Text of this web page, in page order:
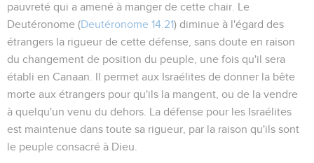
pauvreté qui a amené à manger de cette chair. Le
Deutéronome (Deutéronome 14.21) diminue à l'égard des
étrangers la rigueur de cette défense, sans doute en raison
du changement de position du peuple, une fois qu'il sera
établi en Canaan. Il permet aux Israélites de donner la bête
morte aux étrangers pour qu'ils la mangent, ou de la vendre
à quelqu'un venu du dehors. La défense pour les Israélites
est maintenue dans toute sa rigueur, par la raison qu'ils sont
le peuple consacré à Dieu.